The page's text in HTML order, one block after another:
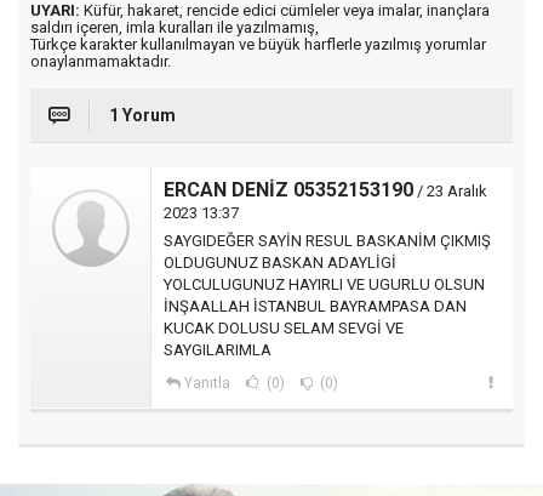
UYARI: Küfür, hakaret, rencide edici cümleler veya imalar, inançlara
saldırı içeren, imla kuralları ile yazılmamış,
Türkçe karakter kullanılmayan ve büyük harflerle yazılmış yorumlar
onaylanmamaktadır.
1 Yorum
ERCAN DENİZ 05352153190 / 23 Aralık
2023 13:37
SAYGIDEĞER SAYİN RESUL BASKANİM ÇIKMIŞ
OLDUGUNUZ BASKAN ADAYLİGİ
YOLCULUGUNUZ HAYIRLI VE UGURLU OLSUN
İNŞAALLAH İSTANBUL BAYRAMPASA DAN
KUCAK DOLUSU SELAM SEVGİ VE
SAYGILARIMLA
Yanıtla (0) (0)